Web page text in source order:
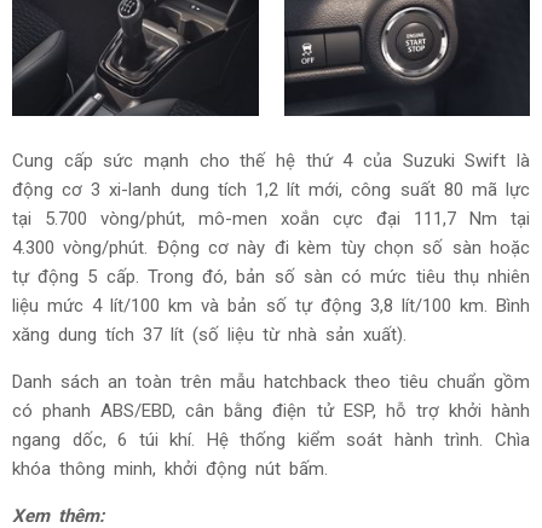
Cung cấp sức mạnh cho thế hệ thứ 4 của Suzuki Swift là
động cơ 3 xi-lanh dung tích 1,2 lít mới, công suất 80 mã lực
tại 5.700 vòng/phút, mô-men xoắn cực đại 111,7 Nm tại
4.300 vòng/phút. Động cơ này đi kèm tùy chọn số sàn hoặc
tự động 5 cấp. Trong đó, bản số sàn có mức tiêu thụ nhiên
liệu mức 4 lít/100 km và bản số tự động 3,8 lít/100 km. Bình
xăng dung tích 37 lít (số liệu từ nhà sản xuất).
Danh sách an toàn trên mẫu hatchback theo tiêu chuẩn gồm
có phanh ABS/EBD, cân bằng điện tử ESP, hỗ trợ khởi hành
ngang dốc, 6 túi khí. Hệ thống kiểm soát hành trình. Chìa
khóa thông minh, khởi động nút bấm.
Xem thêm: